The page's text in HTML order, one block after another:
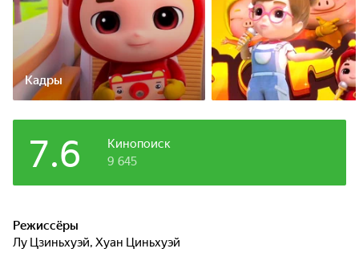
Кадры
Кинопоиск
7.6 9 645
Режиссёры
Лу Цзиньхуэй, Хуан Циньхуэй